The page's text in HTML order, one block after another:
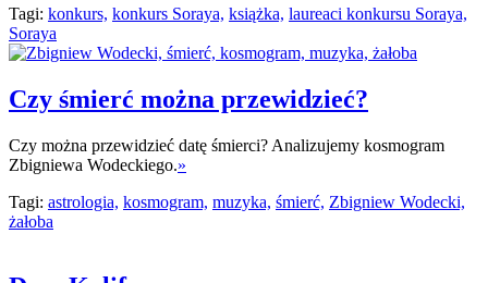
Tagi: konkurs, konkurs Soraya, książka, laureaci konkursu Soraya,
Soraya
Czy śmierć można przewidzieć?
Czy można przewidzieć datę śmierci? Analizujemy kosmogram
Zbigniewa Wodeckiego.»
Tagi: astrologia, kosmogram, muzyka, śmierć, Zbigniew Wodecki,
żałoba